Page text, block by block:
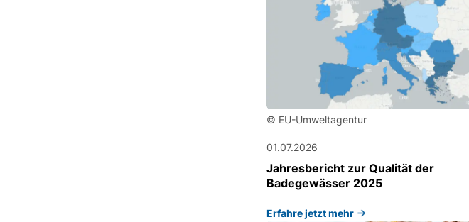
© EU-Umweltagentur
01.07.2026
Jahresbericht zur Qualität der
Badegewässer 2025
Erfahre jetzt mehr